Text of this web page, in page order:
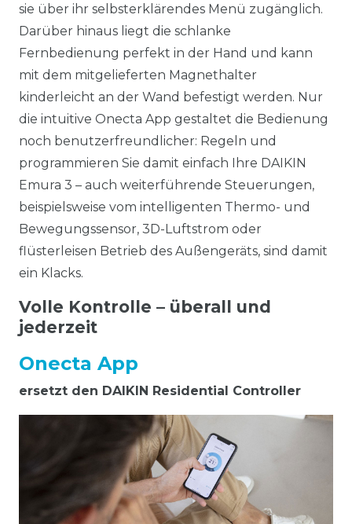
sie über ihr selbsterklärendes Menü zugänglich.
Darüber hinaus liegt die schlanke
Fernbedienung perfekt in der Hand und kann
mit dem mitgelieferten Magnethalter
kinderleicht an der Wand befestigt werden. Nur
die intuitive Onecta App gestaltet die Bedienung
noch benutzerfreundlicher: Regeln und
programmieren Sie damit einfach Ihre DAIKIN
Emura 3 – auch weiterführende Steuerungen,
beispielsweise vom intelligenten Thermo- und
Bewegungssensor, 3D-Luftstrom oder
flüsterleisen Betrieb des Außengeräts, sind damit
ein Klacks.
Volle Kontrolle – überall und
jederzeit
Onecta App
ersetzt den DAIKIN Residential Controller